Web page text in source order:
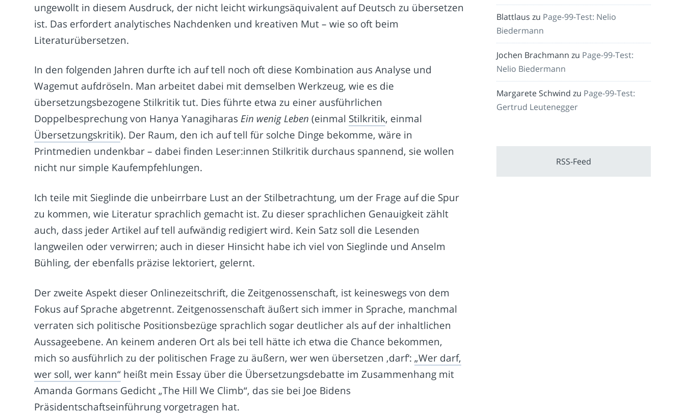
ungewollt in diesem Ausdruck, der nicht leicht wirkungsäquivalent auf Deutsch zu übersetzen
ist. Das erfordert analytisches Nachdenken und kreativen Mut – wie so oft beim
Literaturübersetzen.
In den folgenden Jahren durfte ich auf tell noch oft diese Kombination aus Analyse und
Wagemut aufdröseln. Man arbeitet dabei mit demselben Werkzeug, wie es die
übersetzungsbezogene Stilkritik tut. Dies führte etwa zu einer ausführlichen
Doppelbesprechung von Hanya Yanagiharas Ein wenig Leben (einmal Stilkritik, einmal
Übersetzungskritik). Der Raum, den ich auf tell für solche Dinge bekomme, wäre in
Printmedien undenkbar – dabei finden Leser:innen Stilkritik durchaus spannend, sie wollen
nicht nur simple Kaufempfehlungen.
Ich teile mit Sieglinde die unbeirrbare Lust an der Stilbetrachtung, um der Frage auf die Spur
zu kommen, wie Literatur sprachlich gemacht ist. Zu dieser sprachlichen Genauigkeit zählt
auch, dass jeder Artikel auf tell aufwändig redigiert wird. Kein Satz soll die Lesenden
langweilen oder verwirren; auch in dieser Hinsicht habe ich viel von Sieglinde und Anselm
Bühling, der ebenfalls präzise lektoriert, gelernt.
Der zweite Aspekt dieser Onlinezeitschrift, die Zeitgenossenschaft, ist keineswegs von dem
Fokus auf Sprache abgetrennt. Zeitgenossenschaft äußert sich immer in Sprache, manchmal
verraten sich politische Positionsbezüge sprachlich sogar deutlicher als auf der inhaltlichen
Aussageebene. An keinem anderen Ort als bei tell hätte ich etwa die Chance bekommen,
mich so ausführlich zu der politischen Frage zu äußern, wer wen übersetzen ‚darf‘:„Wer darf,
wer soll, wer kann“ heißt mein Essay über die Übersetzungsdebatte im Zusammenhang mit
Amanda Gormans Gedicht „The Hill We Climb“, das sie bei Joe Bidens
Präsidentschaftseinführung vorgetragen hat.
Blattlaus zu Page-99-Test: Nelio
Biedermann
Jochen Brachmann zu Page-99-Test:
Nelio Biedermann
Margarete Schwind zu Page-99-Test:
Gertrud Leutenegger
RSS-Feed